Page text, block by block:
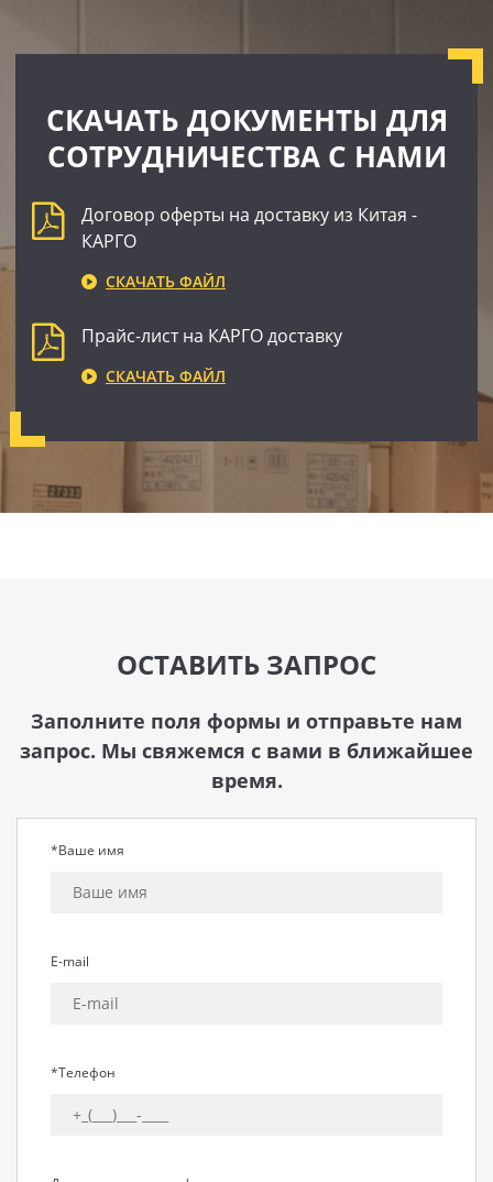
СКАЧАТЬ ДОКУМЕНТЫ ДЛЯ
СОТРУДНИЧЕСТВА С НАМИ
Договор оферты на доставку из Китая -
КАРГО
СКАЧАТЬ ФАЙЛ
Прайс-лист на КАРГО доставку
СКАЧАТЬ ФАЙЛ
ОСТАВИТЬ ЗАПРОС
Заполните поля формы и отправьте нам
запрос. Мы свяжемся с вами в ближайшее
время.
*Ваше имя
E-mail
*Телефон